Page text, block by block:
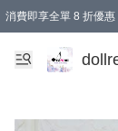
消費即享全單 8 折優惠
購物滿 HKD 1500.00